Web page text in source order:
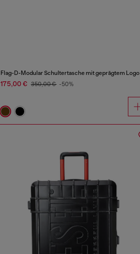
Flag-D-Modular Schultertasche mit geprägtem Logo
175,00 € 350,00 € -50%